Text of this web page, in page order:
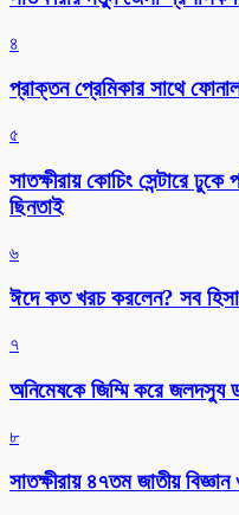
৪
প্রাক্তন প্রেমিকার সাথে
৫
সাতক্ষীরায় কোচিং সেন্টারে
ছিনতাই
৬
ঈদে কত খরচ করলেন? সব
৭
অনিমেষকে জিম্মি করে
৮
সাতক্ষীরায় ৪৭তম জাতীয়